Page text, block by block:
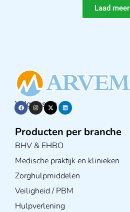
Laad meer
Volg ons op
Producten per branche
BHV & EHBO
Medische praktijk en klinieken
Zorghulpmiddelen
Veiligheid / PBM
Hulpverlening